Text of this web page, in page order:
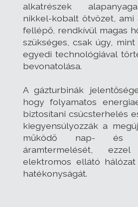
alkatrészek
nikkel-kobalt ötvözet, ami
fellépő, rendkívül magas
szükséges, csak úgy,
egyedi technológiával
bevonatolása.
A gázturbinák
hogy folyamatos
biztosítani csúcsterhelés
kiegyensúlyozzák a
működő nap- és
áramtermelését,
elektromos ellátó
hatékonyságát.